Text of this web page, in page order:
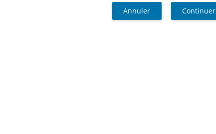
Annuler Continuer